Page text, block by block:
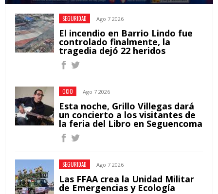
SEGURIDAD Ago 7 2026
El incendio en Barrio Lindo fue
controlado finalmente, la
tragedia dejó 22 heridos
OCIO Ago 7 2026
Esta noche, Grillo Villegas dará
un concierto a los visitantes de
la feria del Libro en Seguencoma
SEGURIDAD Ago 7 2026
Las FFAA crea la Unidad Militar
de Emergencias y Ecología